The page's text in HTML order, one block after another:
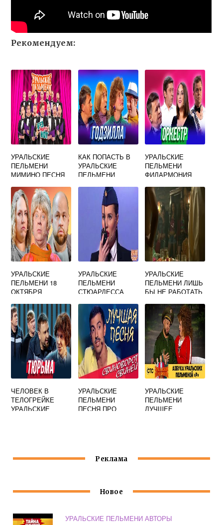
Рекомендуем:
УРАЛЬСКИЕ
ПЕЛЬМЕНИ
МИМИНО ПЕСНЯ
КАК ПОПАСТЬ В
УРАЛЬСКИЕ
ПЕЛЬМЕНИ
УРАЛЬСКИЕ
ПЕЛЬМЕНИ
ФИЛАРМОНИЯ
УРАЛЬСКИЕ
ПЕЛЬМЕНИ 18
ОКТЯБРЯ
УРАЛЬСКИЕ
ПЕЛЬМЕНИ
СТЮАРДЕССА
УРАЛЬСКИЕ
ПЕЛЬМЕНИ ЛИШЬ
БЫ НЕ РАБОТАТЬ
ЧЕЛОВЕК В
ТЕЛОГРЕЙКЕ
УРАЛЬСКИЕ
УРАЛЬСКИЕ
ПЕЛЬМЕНИ
ПЕСНЯ ПРО
УРАЛЬСКИЕ
ПЕЛЬМЕНИ
ЛУЧШЕЕ
Реклама
Новое
УРАЛЬСКИЕ ПЕЛЬМЕНИ АВТОРЫ